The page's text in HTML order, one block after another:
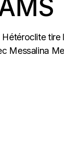
Hétéroclite
Messalina